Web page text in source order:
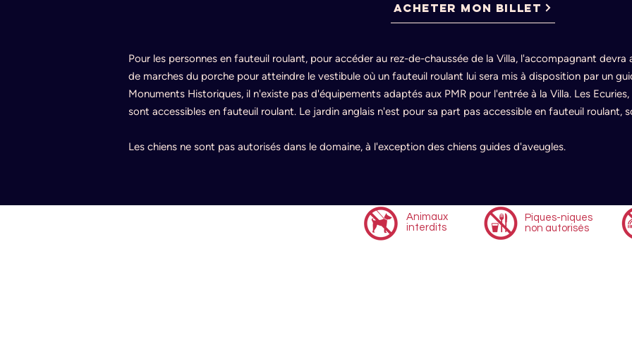
ACHETER MON BILLET
Pour les personnes en fauteuil roulant, pour accéder au rez-de-chaussée de la Villa, l'accompagnant devra
de marches du porche pour atteindre le vestibule où un fauteuil roulant lui sera mis à disposition par un
Monuments Historiques, il n'existe pas d'équipements adaptés aux PMR pour l'entrée à la Villa. Les
sont accessibles en fauteuil roulant. Le jardin anglais n'est pour sa part pas accessible en fauteuil roulant,
Les chiens ne sont pas autorisés dans le domaine, à l'exception des chiens guides d'aveugles.
Animaux
interdits
Piques-niques
non autorisés